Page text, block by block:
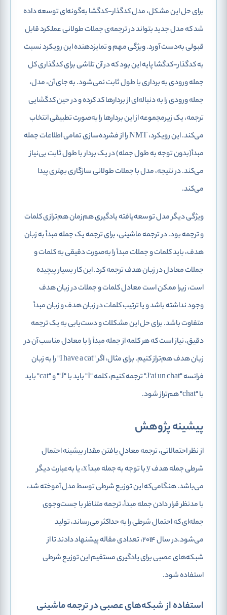
برای حل این مشکل، مدل کدگذار-کدگشا به‌گونه‌ای توسعه داده
شد که مدل جدید بتواند در ترجمه‌ی جملات طولانی عملکرد قابل
قبولی به‌دست آورد. ویژگی مهم و تمایزدهنده این رویکرد نسبت
به کدگذار-کدگشا پایه این بود که در آن تلاشی برای کدگذاری کل
جمله ورودی به برداری با طول ثابت نمی‌شود. به‌ جای آن، مدل،
جمله ورودی را به دنباله‌ای از بردارها کد کرده و در حین کدگشایی
ترجمه، یک زیرمجموعه از این بردارها را به‌صورت تطبیقی انتخاب
می‌کند. این رویکرد، NMT را از فشرده‌سازی تمامی اطلاعات جمله
مبدأ(بدون توجه به طول جمله) در یک بردار با طول ثابت بی‌نیاز
می‌کند. در نتیجه، مدل با جملات طولانی سازگاری بهتری پیدا
می‌کند.
ویژگی دیگر مدل توسعه‌یافته یادگیری هم‌زمان ‌هم‌ترازی کلمات
و ترجمه بود. در ترجمه ماشینی، برای ترجمه یک جمله مبدأ به زبان
هدف، باید کلمات و جملات مبدأ را به‌صورت دقیقی به کلمات و
جملات معادل در زبان هدف ترجمه کرد. این کار بسیار پیچیده
است، زیرا ممکن است معادل کلمات و جملات در زبان هدف
وجود نداشته باشد و یا ترتیب کلمات در زبان هدف و زبان مبدأ
متفاوت باشد. برای حل این مشکلات و دست‌یابی به یک ترجمه
دقیق، نیاز است که هر کلمه از جمله مبدأ را با معادل مناسب آن در
زبان هدف ‌هم‌تراز کنیم. برای مثال، اگر "I have a cat" را به زبان
فرانسه "J'ai un chat" ترجمه کنیم، کلمه "I" باید با "J'" و "cat" باید
با "chat" هم‌تراز شود.
پیشینه پژوهش
از نظر احتمالاتی، ترجمه معادلِ یافتن مقدار بیشینه احتمال
شرطی جمله هدف y با توجه به جمله مبدأ x، یا به‌عبارت دیگر
می‌‌باشد. هنگامی‌که این توزیع شرطی توسط مدل آموخته شد،
با مدنظر قرار دادن جمله مبدأ، ترجمه متناظر با جست‌وجوی
جمله‌ای که احتمال شرطی را به حداکثر می‌رساند، تولید
می‌شود.در سال 2014، تعدادی مقاله پیشنهاد دادند تا از
شبکه‌های عصبی برای یادگیری مستقیم این توزیع شرطی
استفاده شود.
استفاده از شبکه‌های عصبی در ترجمه ماشینی